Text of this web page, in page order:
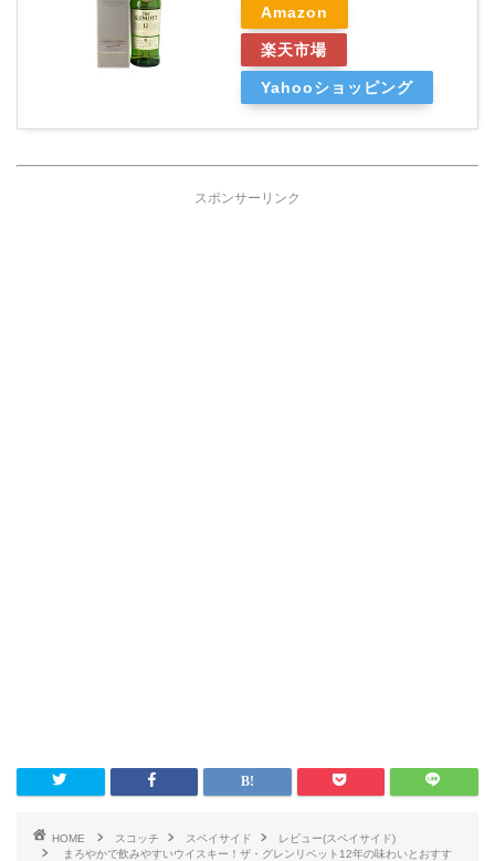
Amazon
楽天市場
Yahooショッピング
スポンサーリンク
HOME スコッチ スペイサイド
レビュー(スペイサイド)
まろやかで飲みやすいウイスキー！ザ・グレンリベット12年の味わいとおすす